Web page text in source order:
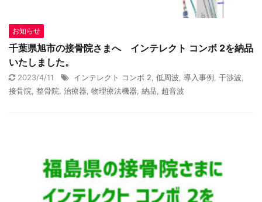
お知らせ
千葉県旭市の接骨院さまへ インテレクト コンボ 2を納品
いたしました。
2023/4/11 インテレクト コンボ 2 低周波 導入事例 干渉波
接骨院 整骨院 治療器 物理療法機器 納品 超音波